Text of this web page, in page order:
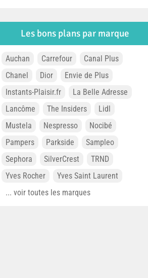
Les bons plans par marque
Auchan Carrefour
Canal Plus
Chanel
Dior
Envie de Plus
Instants-Plaisir.fr
La Belle Adresse
Lancôme
The Insiders
Lidl
Mustela
Nespresso
Nocibé
Pampers
Parkside
Sampleo
Sephora
SilverCrest
TRND
Yves Rocher
Yves Saint Laurent
... voir toutes les marques